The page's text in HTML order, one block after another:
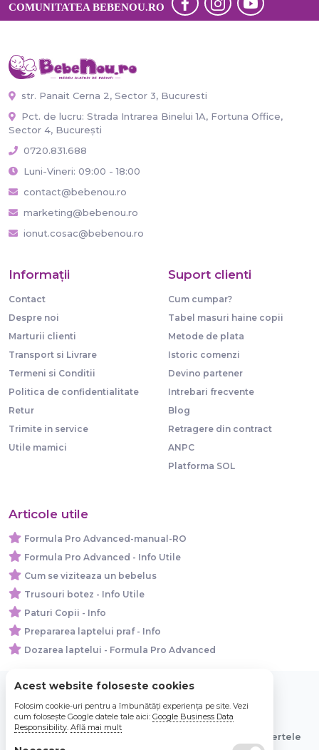
COMUNITATEA BEBENOU.RO
str. Panait Cerna 2, Sector 3, Bucuresti
Pct. de lucru: Strada Intrarea Binelui 1A, Fortuna Office,
Sector 4, București
0720.831.688
Luni-Vineri: 09:00 - 18:00
contact@bebenou.ro
marketing@bebenou.ro
ionut.cosac@bebenou.ro
Informaţii
Contact
Despre noi
Marturii clienti
Transport si Livrare
Termeni si Conditii
Politica de confidentialitate
Retur
Trimite in service
Utile mamici
Suport clienti
Cum cumpar?
Tabel masuri haine copii
Metode de plata
Istoric comenzi
Devino partener
Intrebari frecvente
Blog
Retragere din contract
ANPC
Platforma SOL
Articole utile
Formula Pro Advanced-manual-RO
Formula Pro Advanced - Info Utile
Cum se viziteaza un bebelus
Trusouri botez - Info Utile
Paturi Copii - Info
Prepararea laptelui praf - Info
Dozarea laptelui - Formula Pro Advanced
© 2026 Bebe Nou Online Store SRL
Toate preturile sunt exprimate in lei si includ tva. Ofertele
Acest website foloseste cookies
Folosim cookie-uri pentru a îmbunătăți experiența pe site. Vezi
cum folosește Google datele tale aici: Google Business Data
Responsibility. Află mai mult